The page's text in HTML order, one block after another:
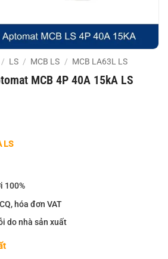
/ LS / MCB LS / MCB LA63L LS
MCB 4P 40A 15kA LS
LS
100%
hóa đơn VAT
do nhà sản xuất